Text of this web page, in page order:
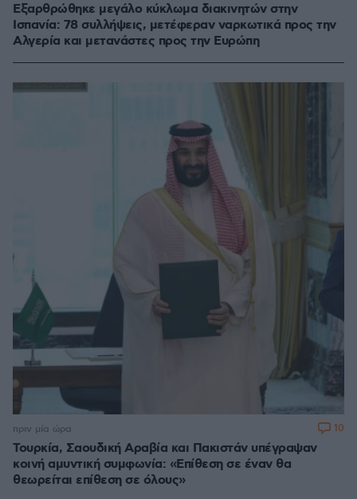
Εξαρθρώθηκε μεγάλο κύκλωμα διακινητών στην
Ισπανία: 78 συλλήψεις, μετέφεραν ναρκωτικά προς την
Αλγερία και μετανάστες προς την Ευρώπη
Τουρκία, Σαουδική Αραβία και Πακιστάν υπέγραψαν
κοινή αμυντική συμφωνία: «Επίθεση σε έναν θα
θεωρείται επίθεση σε όλους»
πριν μία ώρα 10